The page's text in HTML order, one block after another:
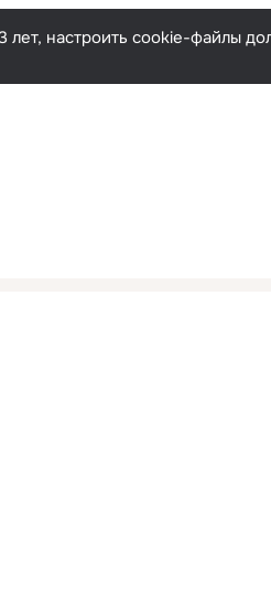
Русский
лет, настроить cookie-файлы